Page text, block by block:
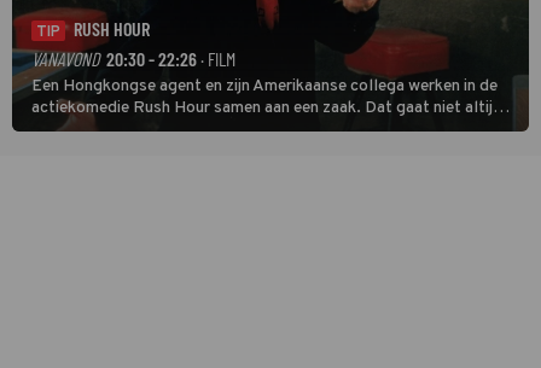
TIP
RUSH HOUR
VANAVOND 20:30 - 22:26 · FILM
Een Hongkongse agent en zijn Amerikaanse collega werken in de
actiekomedie Rush Hour samen aan een zaak. Dat gaat niet altijd
van een leien dakje.